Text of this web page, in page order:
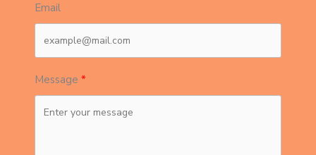
Email
Message